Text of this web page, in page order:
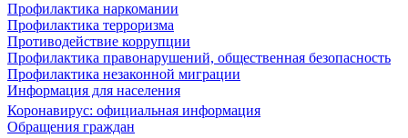
Профилактика наркомании
Профилактика терроризма
Противодействие коррупции
Профилактика правонарушений, общественная безопасность
Профилактика незаконной миграции
Информация для населения
Коронавирус: официальная информация
Обращения граждан